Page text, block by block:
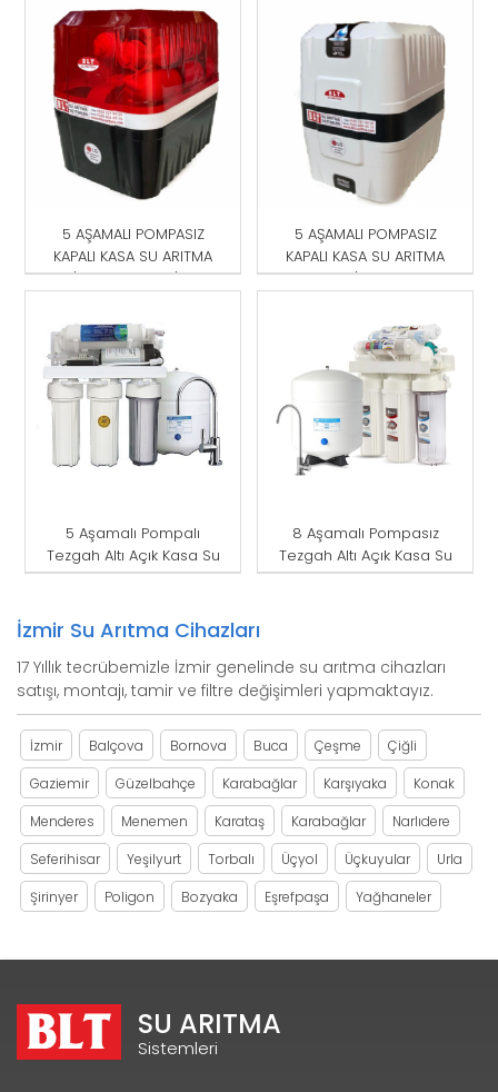
5 AŞAMALI POMPASIZ
KAPALI KASA SU ARITMA
CİHAZI KIRMIZI-SİYAH
5 AŞAMALI POMPASIZ
KAPALI KASA SU ARITMA
CİHAZI
5 Aşamalı Pompalı
Tezgah Altı Açık Kasa Su
Arıtma Cihazı
8 Aşamalı Pompasız
Tezgah Altı Açık Kasa Su
Arıtma Cihazı
İzmir Su Arıtma Cihazları
17 Yıllık tecrübemizle İzmir genelinde su arıtma cihazları
satışı, montajı, tamir ve filtre değişimleri yapmaktayız.
İzmir Balçova Bornova Buca Çeşme
Çiğli
Gaziemir
Güzelbahçe Karabağlar Karşıyaka
Konak
Menderes
Menemen Karataş Karabağlar
Narlıdere
Seferihisar
Yeşilyurt Torbalı Üçyol Üçkuyular
Urla
Şirinyer
Poligon Bozyaka Eşrefpaşa Yağhaneler
SU ARITMA
Sistemleri